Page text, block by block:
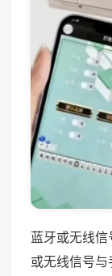
蓝牙或无线
或无线信号